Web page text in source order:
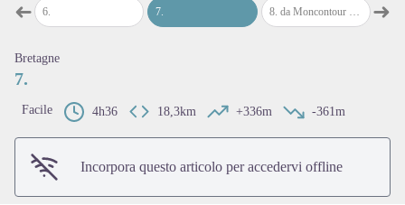
➜Passo precedente
6. 7. 8. da Moncontour a St Brieuc 9.
➜
Bretagne
7.
Facile 4h36 18,3km +336m -361m
Incorpora questo articolo per accedervi offline